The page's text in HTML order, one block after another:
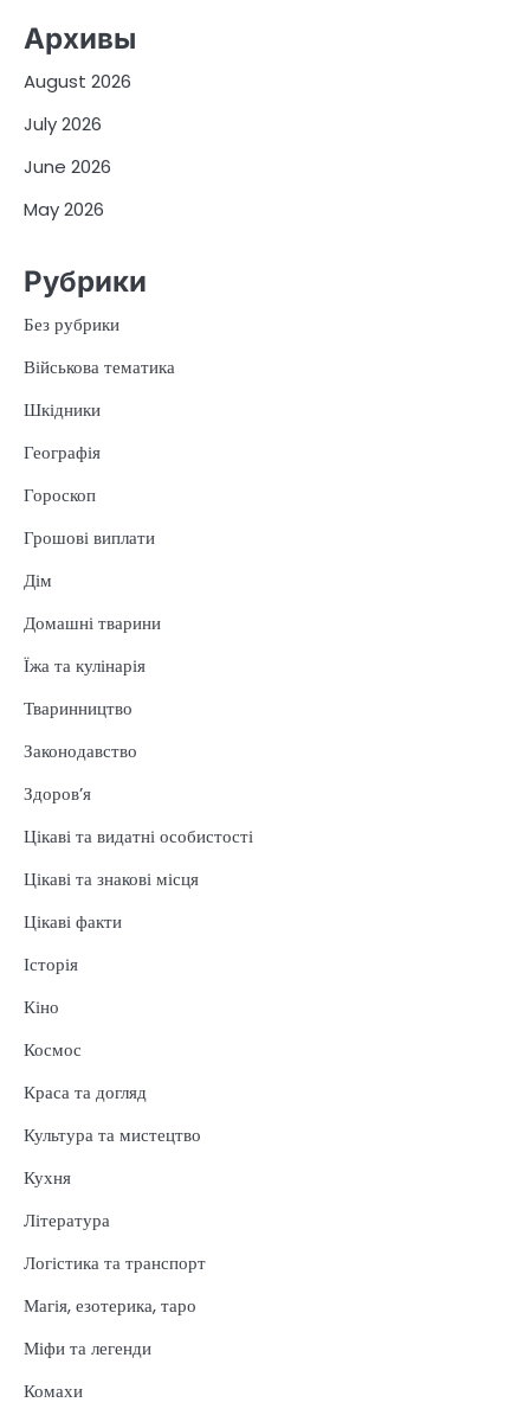
Архивы
August 2026
July 2026
June 2026
May 2026
Рубрики
Без рубрики
Військова тематика
Шкідники
Географія
Гороскоп
Грошові виплати
Дім
Домашні тварини
Їжа та кулінарія
Тваринництво
Законодавство
Здоров’я
Цікаві та видатні особистості
Цікаві та знакові місця
Цікаві факти
Історія
Кіно
Космос
Краса та догляд
Культура та мистецтво
Кухня
Література
Логістика та транспорт
Магія, езотерика, таро
Міфи та легенди
Комахи